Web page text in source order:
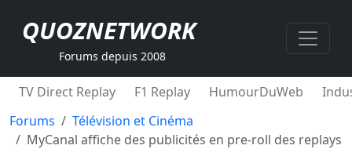
QUOZNETWORK
Forums depuis 2008
TV Direct Replay F1 Replay HumourDuWeb
Forums
Télévision et Cinéma
MyCanal affiche des publicités en pre-roll des replays